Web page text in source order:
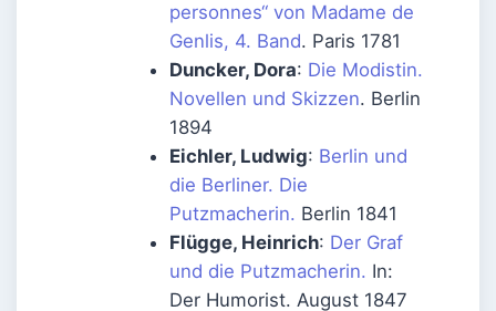
personnes“ von Madame de
Genlis, 4. Band. Paris 1781
Duncker, Dora: Die Modistin.
Novellen und Skizzen. Berlin
1894
Eichler, Ludwig: Berlin und
die Berliner. Die
Putzmacherin. Berlin 1841
Flügge, Heinrich: Der Graf
und die Putzmacherin. In:
Der Humorist. August 1847